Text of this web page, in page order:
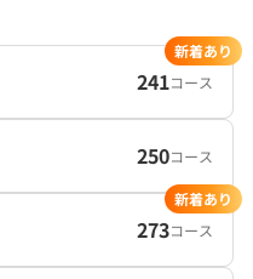
241コース
新着あり
250コース
273コース
新着あり